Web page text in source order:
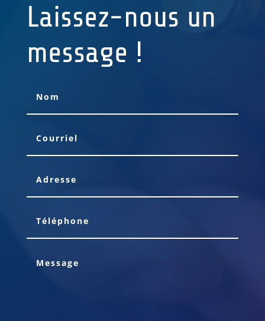
Laissez-nous un
message !